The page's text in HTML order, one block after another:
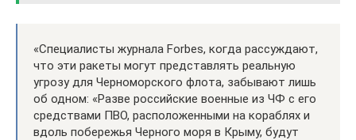
«Специалисты журнала Forbes, когда рассуждают,
что эти ракеты могут представлять реальную
угрозу для Черноморского флота, забывают лишь
об одном: «Разве российские военные из ЧФ с его
средствами ПВО, расположенными на кораблях и
вдоль побережья Черного моря в Крыму, будут